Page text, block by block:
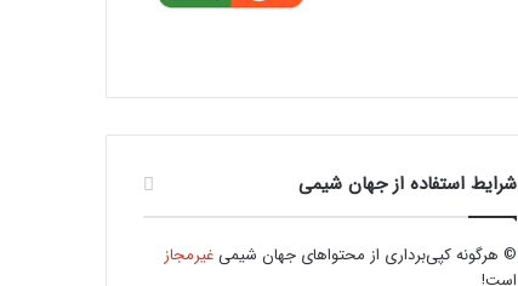
شرایط استفاده از جهان شیمی
© هرگونه کپی‌برداری از محتواهای جهان شیمیغیرمجاز
است!